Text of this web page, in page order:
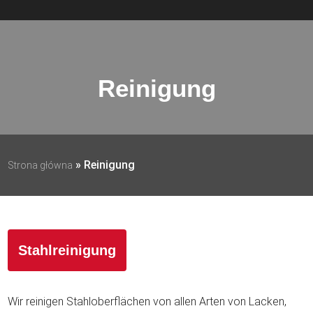
Reinigung
Strona główna » Reinigung
Stahlreinigung
Wir reinigen Stahloberflächen von allen Arten von Lacken,